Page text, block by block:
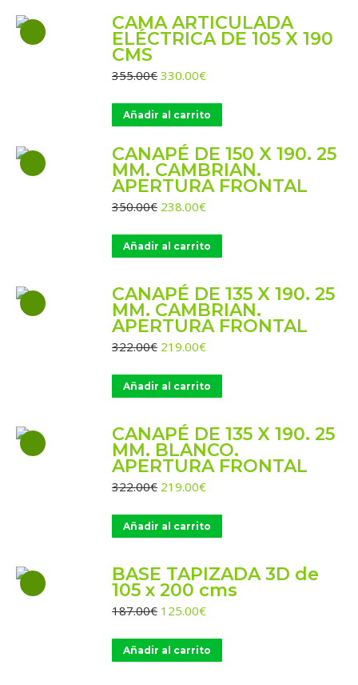
CAMA ARTICULADA
ELÉCTRICA DE 105 X 190
CMS
355.00€ El
original
era:
330.00€El
actual
es:
Añadir al carrito
CANAPÉ DE 150 X 190. 25
MM. CAMBRIAN.
APERTURA FRONTAL
350.00€ El
original
era:
238.00€El
actual
es:
Añadir al carrito
CANAPÉ DE 135 X 190. 25
MM. CAMBRIAN.
APERTURA FRONTAL
322.00€ El
original
era:
219.00€El
actual
es:
Añadir al carrito
CANAPÉ DE 135 X 190. 25
MM. BLANCO.
APERTURA FRONTAL
322.00€ El
original
era:
219.00€El
actual
es:
Añadir al carrito
BASE TAPIZADA 3D de
105 x 200 cms
187.00€ El
original
era:
125.00€El
actual
es:
Añadir al carrito